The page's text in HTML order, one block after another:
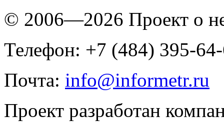
© 2006—2026 Проект о
Телефон: +7 (484) 395-
Почта: info@informetr.ru
Проект разработан